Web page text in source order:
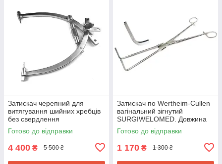
Затискач черепний для
витягування шийних хребців
без свердлення
SURGIWELOMED
Готово до відправки
4 400 ₴ 5 500 ₴
Затискач по Wertheim-Cullen
вагінальний зігнутий
SURGIWELOMED. Довжина
32,5 см
Готово до відправки
1 170 ₴ 1 300 ₴